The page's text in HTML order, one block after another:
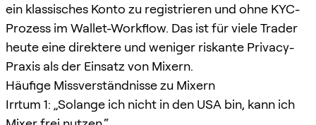
ein klassisches Konto zu registrieren und ohne KYC-
Prozess im Wallet-Workflow. Das ist für viele Trader
heute eine direktere und weniger riskante Privacy-
Praxis als der Einsatz von Mixern.
Häufige Missverständnisse zu Mixern
Irrtum 1: „Solange ich nicht in den USA bin, kann ich